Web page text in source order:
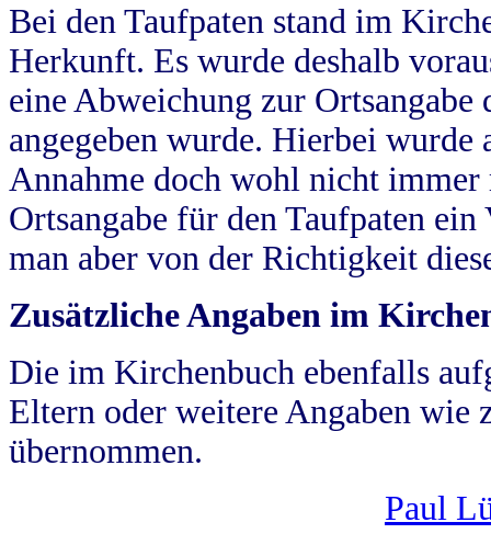
Bei den Taufpaten stand im
Herkunft. Es wurde deshalb
eine Abweichung zur
angegeben wurde. Hierbei wurde
Annahme doch wohl nicht
Ortsangabe für den Taufpaten
man aber von der Richtigkeit
Zusätzliche Angaben im
Die im Kirchenbuch ebenfalls
Eltern oder weitere Angaben wie
übernommen.
Paul